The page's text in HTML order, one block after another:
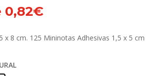
0,82€
x 8 cm. 125 Mininotas Adhesivas 1,5 x 5 cm